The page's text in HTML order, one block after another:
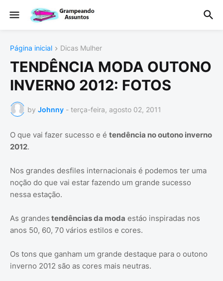
Página inicial Dicas Mulher
TENDÊNCIA MODA OUTONO
INVERNO 2012: FOTOS
by Johnny - terça-feira, agosto 02, 2011
O que vai fazer sucesso e é tendência no outono inverno
2012.
Nos grandes desfiles internacionais é podemos ter uma
noção do que vai estar fazendo um grande sucesso
nessa estação.
As grandes tendências da moda estáo inspiradas nos
anos 50, 60, 70 vários estilos e cores.
Os tons que ganham um grande destaque para o outono
inverno 2012 são as cores mais neutras.